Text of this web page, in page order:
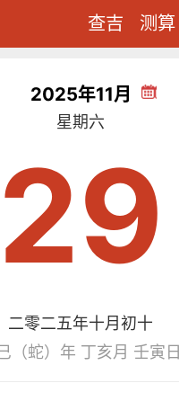
查吉 测算
2025年11月
星期六
29
二零二五年十月初十
（蛇）年 丁亥月 壬寅日